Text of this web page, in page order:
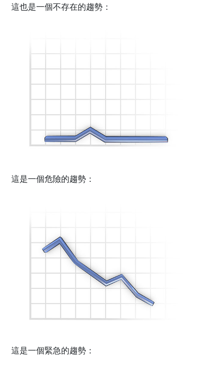
這也是一個不存在的趨勢：
這是一個危險的趨勢：
這是一個緊急的趨勢：